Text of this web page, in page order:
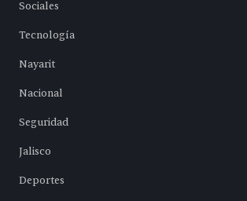
Sociales
Tecnología
Nayarit
Nacional
Seguridad
Jalisco
Deportes